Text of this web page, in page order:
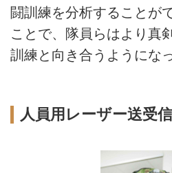
闘訓練を分析することが
ことで、隊員らはより真
訓練と向き合うようになっ
人員用レーザー送受